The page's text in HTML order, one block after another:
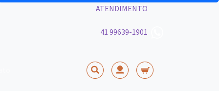
ATENDIMENTO
41 99639-1901